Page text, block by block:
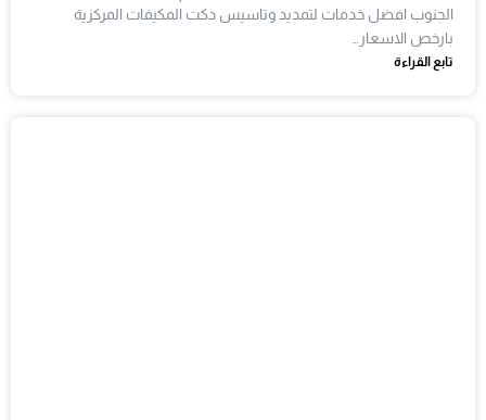
الجنوب افضل خدمات لتمديد وتاسيس دكت المكيفات المركزية
بارخص الاسعار…
تابع القراءة